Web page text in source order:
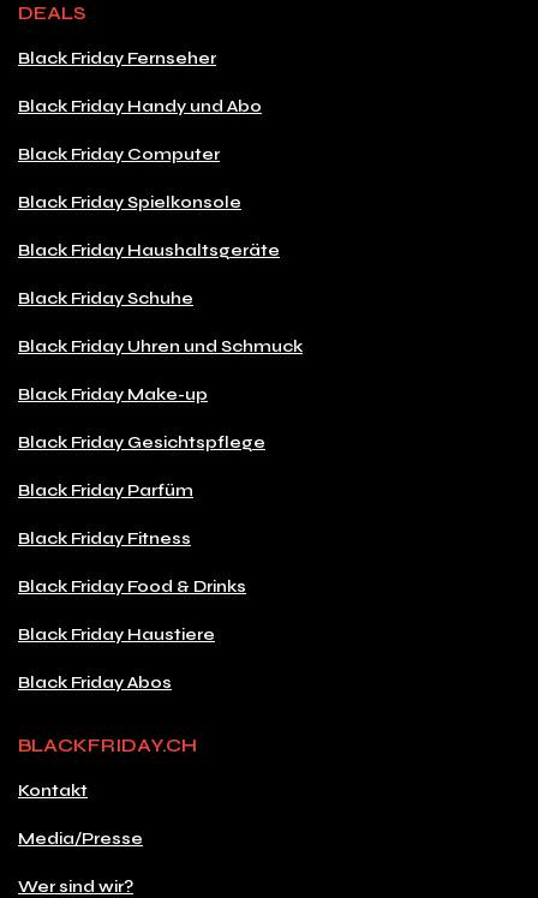
DEALS
Black Friday Fernseher
Black Friday Handy und Abo
Black Friday Computer
Black Friday Spielkonsole
Black Friday Haushaltsgeräte
Black Friday Schuhe
Black Friday Uhren und Schmuck
Black Friday Make-up
Black Friday Gesichtspflege
Black Friday Parfüm
Black Friday Fitness
Black Friday Food & Drinks
Black Friday Haustiere
Black Friday Abos
BLACKFRIDAY.CH
Kontakt
Media/Presse
Wer sind wir?